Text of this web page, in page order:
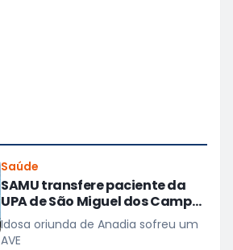
Saúde
SAMU transfere paciente da
UPA de São Miguel dos Campos
para hospital em Maceió
Idosa oriunda de Anadia sofreu um
AVE